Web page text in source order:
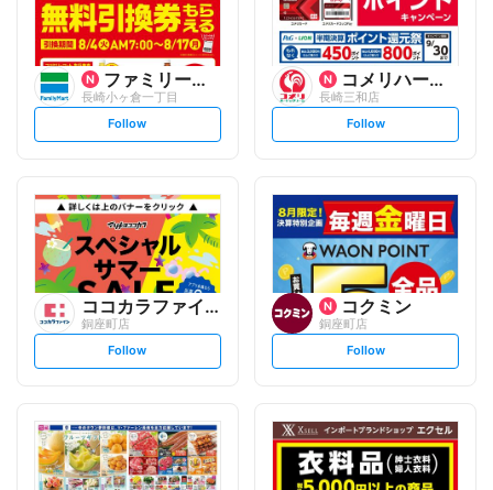
ファミリーマート
長崎小ヶ倉一丁目
s
t
l
o
w
Follow
コメリハード&グリーン
長崎三和店
s
t
l
o
w
Follow
ココカラファイン
銅座町店
s
t
l
o
w
Follow
コクミン
銅座町店
s
t
l
o
w
Follow